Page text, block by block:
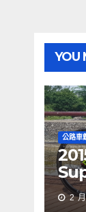
YOU
公路車
2